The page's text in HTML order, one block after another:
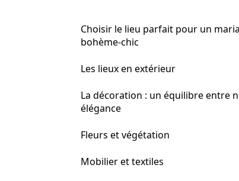
Choisir le lieu parfait pour un
bohème-chic
Les lieux en extérieur
La décoration : un équilibre entre
élégance
Fleurs et végétation
Mobilier et textiles